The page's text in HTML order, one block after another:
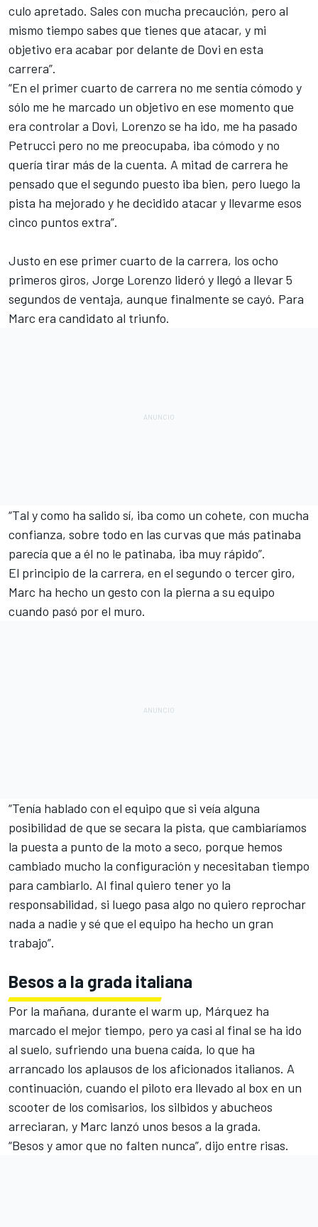
culo apretado. Sales con mucha precaución, pero al
mismo tiempo sabes que tienes que atacar, y mi
objetivo era acabar por delante de Dovi en esta
carrera”.
“En el primer cuarto de carrera no me sentía cómodo y
sólo me he marcado un objetivo en ese momento que
era controlar a Dovi, Lorenzo se ha ido, me ha pasado
Petrucci pero no me preocupaba, iba cómodo y no
quería tirar más de la cuenta. A mitad de carrera he
pensado que el segundo puesto iba bien, pero luego la
pista ha mejorado y he decidido atacar y llevarme esos
cinco puntos extra”.
Justo en ese primer cuarto de la carrera, los ocho
primeros giros, Jorge Lorenzo lideró y llegó a llevar 5
segundos de ventaja, aunque finalmente se cayó. Para
Marc era candidato al triunfo.
“Tal y como ha salido sí, iba como un cohete, con mucha
confianza, sobre todo en las curvas que más patinaba
parecía que a él no le patinaba, iba muy rápido”.
El principio de la carrera, en el segundo o tercer giro,
Marc ha hecho un gesto con la pierna a su equipo
cuando pasó por el muro.
“Tenía hablado con el equipo que si veía alguna
posibilidad de que se secara la pista, que cambiaríamos
la puesta a punto de la moto a seco, porque hemos
cambiado mucho la configuración y necesitaban tiempo
para cambiarlo. Al final quiero tener yo la
responsabilidad, si luego pasa algo no quiero reprochar
nada a nadie y sé que el equipo ha hecho un gran
trabajo”.
Besos a la grada italiana
Por la mañana, durante el warm up, Márquez ha
marcado el mejor tiempo, pero ya casi al final se ha ido
al suelo, sufriendo una buena caída, lo que ha
arrancado los aplausos de los aficionados italianos. A
continuación, cuando el piloto era llevado al box en un
scooter de los comisarios, los silbidos y abucheos
arreciaran, y Marc lanzó unos besos a la grada.
“Besos y amor que no falten nunca”, dijo entre risas.